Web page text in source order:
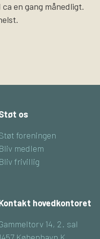
en gang månedligt.
os
foreningen
Bliv medlem
Bliv frivillig
hovedkontoret
14, 2. sal
København K